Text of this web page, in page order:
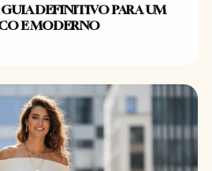
DEFINITIVO PARA UM
E MODERNO